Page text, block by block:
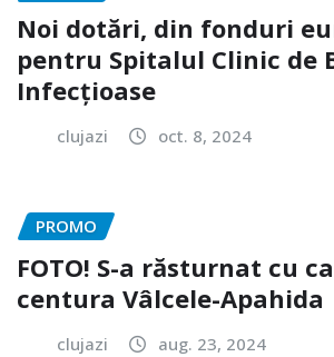
Noi dotări, din fonduri
pentru Spitalul Clinic de
Infecțioase
clujazi oct. 8, 2024
PROMO
FOTO! S-a răsturnat cu
centura Vâlcele-Apahida
clujazi aug. 23, 2024